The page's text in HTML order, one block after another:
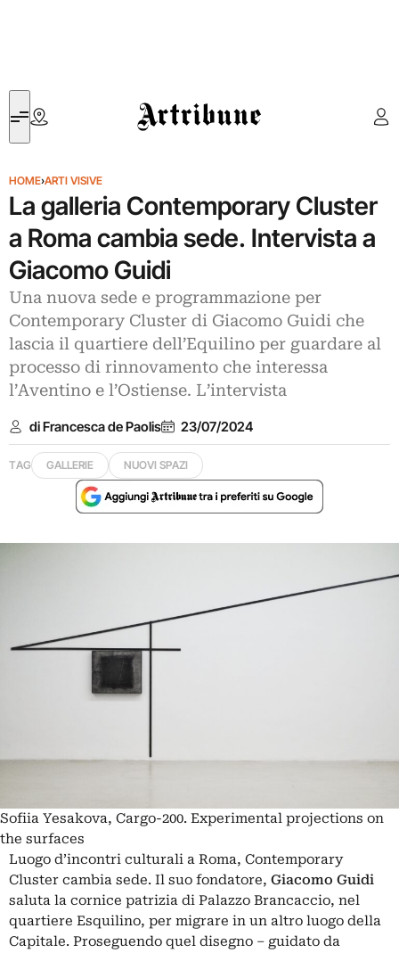
Artribune
HOME›ARTI VISIVE
La galleria Contemporary Cluster
a Roma cambia sede. Intervista a
Giacomo Guidi
Una nuova sede e programmazione per
Contemporary Cluster di Giacomo Guidi che
lascia il quartiere dell’Equilino per guardare al
processo di rinnovamento che interessa
l’Aventino e l’Ostiense. L’intervista
di Francesca de Paolis 23/07/2024
TAG GALLERIE NUOVI SPAZI
Sofiia Yesakova, Cargo-200. Experimental projections on
the surfaces
Luogo d’incontri culturali a Roma, Contemporary
Cluster cambia sede. Il suo fondatore, Giacomo Guidi
saluta la cornice patrizia di Palazzo Brancaccio, nel
quartiere Esquilino, per migrare in un altro luogo della
Capitale. Proseguendo quel disegno – guidato da